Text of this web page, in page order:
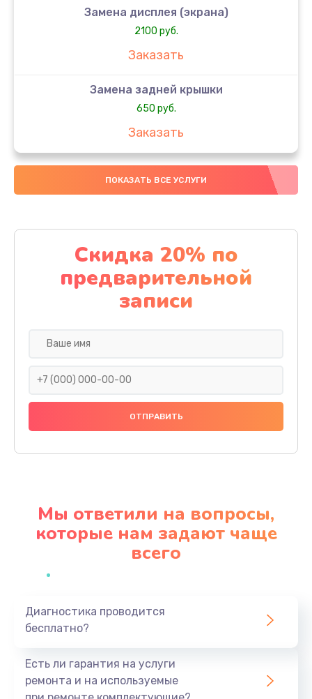
Замена дисплея (экрана)
2100 руб.
Заказать
Замена задней крышки
650 руб.
Заказать
Замена аккумулятора
4000 руб.
Замена материнской платы
1100 руб.
Заказать
Замена праймера
1000 руб.
Заказать
Профилактическая чистка
Заказать
ПОКАЗАТЬ ВСЕ УСЛУГИ
Скидка 20% по
предварительной
записи
Мы ответили на вопросы,
которые нам задают чаще
всего
Диагностика проводится
бесплатно?
Есть ли гарантия на услуги
ремонта и на используемые